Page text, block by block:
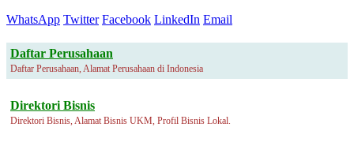
WhatsApp Twitter Facebook LinkedIn Email
Daftar Perusahaan
Daftar Perusahaan, Alamat Perusahaan di Indonesia
Direktori Bisnis
Direktori Bisnis, Alamat Bisnis UKM, Profil Bisnis Lokal.